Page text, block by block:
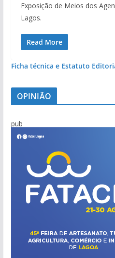
Exposição de Meios dos
Lagos.
Read More
Ficha técnica e Estatuto
OPINIÃO
pub